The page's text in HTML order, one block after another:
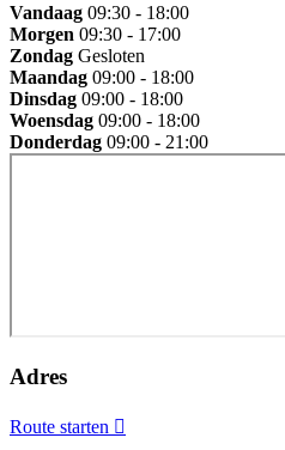
Vandaag 09:30 - 18:00
Morgen 09:30 - 17:00
Zondag Gesloten
Maandag 09:00 - 18:00
Dinsdag 09:00 - 18:00
Woensdag 09:00 - 18:00
Donderdag 09:00 - 21:00
Adres
Route starten